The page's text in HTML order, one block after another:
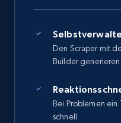
Den Scraper mit
Builder generieren
Bei Problemen ein
schnell